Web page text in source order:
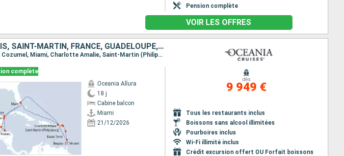
Pension complète
VOIR LES OFFRES
MEXIQUE, HONDURAS, BELIZE, ÉTATS-UNIS, SAINT-MARTIN, FRANCE, GUADELOUPE, SAINT VINCENT-ET-LES-GRENADINES
Itinéraire : Miami, Costa Maya, Roatan, Harvest Caye, Cozumel, Miami, Charlotte Amalie, Saint-Martin (Philipsburg), Saint Barthelemy, Basse-Terre, Bequia - ST. Vincent, Miami
complète
Oceania Allura
18 j
Cabine balcon
Miami
21/12/2026
dès
9 949 €
Tous les restaurants inclus
Boissons sans alcool illimitées
Pourboires inclus
Wi-Fi illimité inclus
Crédit excursion offert OU Forfait boissons